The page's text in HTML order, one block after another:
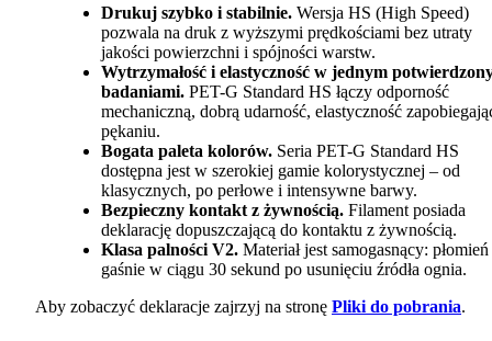
Drukuj szybko i stabilnie. Wersja HS (High Speed)
pozwala na druk z wyższymi prędkościami bez utraty
jakości powierzchni i spójności warstw.
Wytrzymałość i elastyczność w jednym
badaniami. PET-G Standard HS łączy odporność
mechaniczną, dobrą udarność, elastyczność
pękaniu.
Bogata paleta kolorów. Seria PET-G Standard HS
dostępna jest w szerokiej gamie kolorystycznej – od
klasycznych, po perłowe i intensywne barwy.
Bezpieczny kontakt z żywnością. Filament posiada
deklarację dopuszczającą do kontaktu z żywnością.
Klasa palności V2. Materiał jest samogasnący: płomień
gaśnie w ciągu 30 sekund po usunięciu źródła ognia.
Aby zobaczyć deklaracje zajrzyj na stronę Pliki do pobrania.